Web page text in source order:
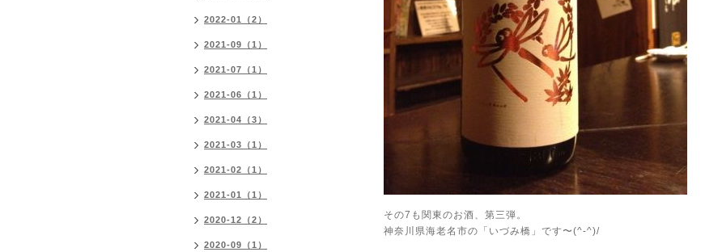
その7も関東のお酒、第三弾。
神奈川県海老名市の「いづみ橋」です〜(^-^)/
2022-01（2）
2021-09（1）
2021-07（1）
2021-06（1）
2021-04（3）
2021-03（1）
2021-02（1）
2021-01（1）
2020-12（2）
2020-09（1）